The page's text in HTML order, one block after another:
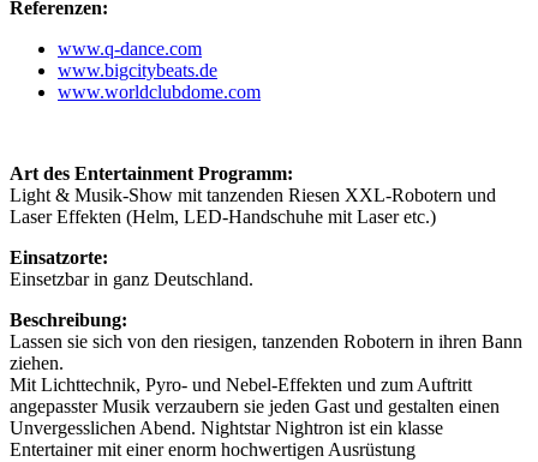
Referenzen:
www.q-dance.com
www.bigcitybeats.de
www.worldclubdome.com
Art des Entertainment Programm:
Light & Musik-Show mit tanzenden Riesen XXL-Robotern und
Laser Effekten (Helm, LED-Handschuhe mit Laser etc.)
Einsatzorte:
Einsetzbar in ganz Deutschland.
Beschreibung:
Lassen sie sich von den riesigen, tanzenden Robotern in ihren Bann
ziehen.
Mit Lichttechnik, Pyro- und Nebel-Effekten und zum Auftritt
angepasster Musik verzaubern sie jeden Gast und gestalten einen
Unvergesslichen Abend. Nightstar Nightron ist ein klasse
Entertainer mit einer enorm hochwertigen Ausrüstung